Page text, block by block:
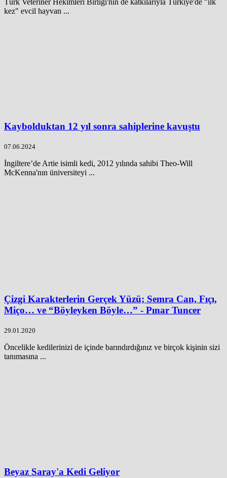
Türk Veteriner Hekimleri Birliği'nin de katkılarıyla Türkiye'de "ilk
kez" evcil hayvan ...
Kaybolduktan 12 yıl sonra sahiplerine kavuştu
07.06.2024
İngiltere’de Artie isimli kedi, 2012 yılında sahibi Theo-Will
McKenna'nın üniversiteyi ...
Çizgi Karakterlerin Gerçek Yüzü; Semra Can, Fıçı,
Miço… ve “Böyleyken Böyle…” - Pınar Tuncer
29.01.2020
Öncelikle kedilerinizi de içinde barındırdığınız ve birçok kişinin sizi
tanımasına ...
Beyaz Saray'a Kedi Geliyor